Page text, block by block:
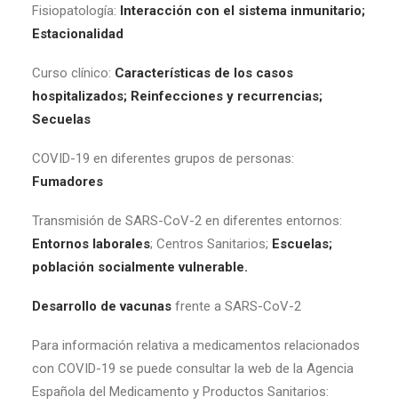
Fisiopatología: Interacción con el sistema inmunitario;
Estacionalidad
Curso clínico: Características de los casos
hospitalizados; Reinfecciones y recurrencias;
Secuelas
COVID-19 en diferentes grupos de personas:
Fumadores
Transmisión de SARS-CoV-2 en diferentes entornos:
Entornos laborales; Centros Sanitarios; Escuelas;
población socialmente vulnerable.
Desarrollo de vacunas frente a SARS-CoV-2
Para información relativa a medicamentos relacionados
con COVID-19 se puede consultar la web de la Agencia
Española del Medicamento y Productos Sanitarios: